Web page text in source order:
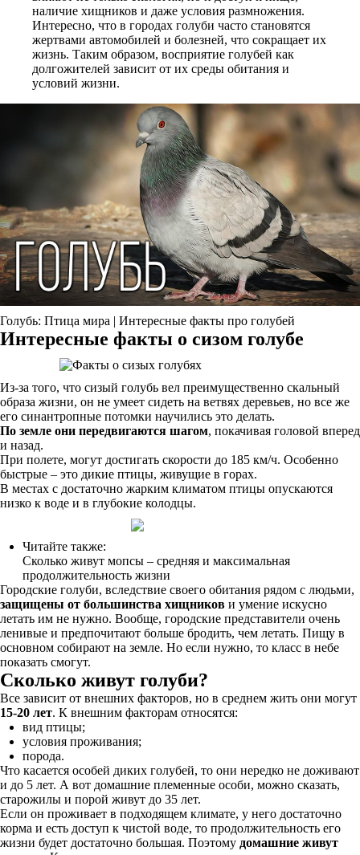
наличие хищников и даже условия размножения.
Интересно, что в городах голуби часто становятся
жертвами автомобилей и болезней, что сокращает их
жизнь. Таким образом, восприятие голубей как
долгожителей зависит от их среды обитания и
условий жизни.
Голубь: Птица мира | Интересные факты про голубей
Интересные факты о сизом голубе
Из-за того, что сизый голубь вел преимущественно скальный
образа жизни, он не умеет сидеть на ветвях деревьев, но все же
его синантропные потомки научились это делать.
По земле они передвигаются шагом, покачивая головой вперед
и назад.
При полете, могут достигать скорости до 185 км/ч. Особенно
быстрые – это дикие птицы, живущие в горах.
В местах с достаточно жарким климатом птицы опускаются
низко к воде и в глубокие колодцы.
Читайте также:
Сколько живут мопсы – средняя и максимальная
продолжительность жизни
Городские голуби, вследствие своего обитания рядом с людьми,
защищены от большинства хищников и умение искусно
летать им не нужно. Вообще, городские представители очень
ленивые и предпочитают больше бродить, чем летать. Пищу в
основном собирают на земле. Но если нужно, то класс в небе
показать смогут.
Сколько живут голуби?
Все зависит от внешних факторов, но в среднем жить они могут
15-20 лет. К внешним факторам относятся:
вид птицы;
условия проживания;
порода.
Что касается особей диких голубей, то они нередко не доживают
и до 5 лет. А вот домашние племенные особи, можно сказать,
старожилы и порой живут до 35 лет.
Если он проживает в подходящем климате, у него достаточно
корма и есть доступ к чистой воде, то продолжительность его
жизни будет достаточно большая. Поэтому домашние живут